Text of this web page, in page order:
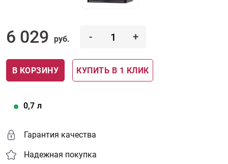
6 029 руб. - +
В КОРЗИНУ КУПИТЬ В 1 КЛИК
0,7 л
Гарантия качества
Надежная покупка